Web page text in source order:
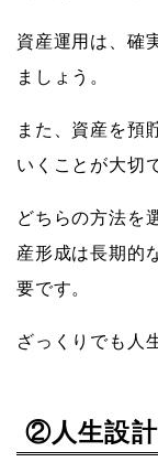
資産運用は、確
ましょう。
また、資産を預
いくことが大切
どちらの方法を
産形成は長期的
要です。
ざっくりでも人
②人生設